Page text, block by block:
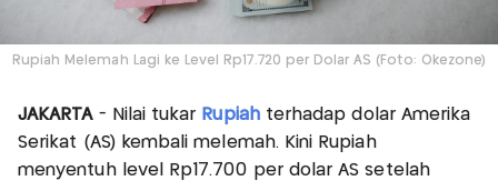
Rupiah Melemah Lagi ke Level Rp17.720 per Dolar AS (Foto: Okezone)
JAKARTA - Nilai tukar Rupiahterhadap dolar Amerika
Serikat (AS) kembali melemah. Kini Rupiah
menyentuh level Rp17.700 per dolar AS setelah